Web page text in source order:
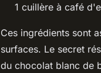
1 cuillère à café
Ces ingrédients sont
surfaces. Le secret
du chocolat blanc de